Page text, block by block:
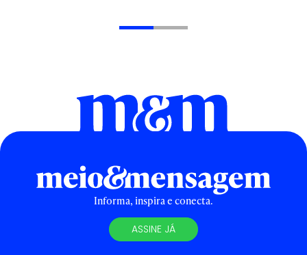
Informa, inspira e conecta.
ASSINE JÁ